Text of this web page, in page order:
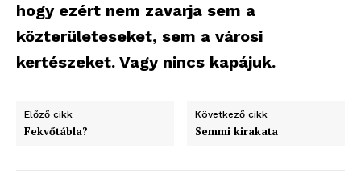
hogy ezért nem zavarja sem a
közterületeseket, sem a városi
kertészeket. Vagy nincs kapájuk.
Előző cikk
Fekvőtábla?
Következő cikk
Semmi kirakata